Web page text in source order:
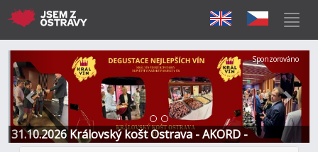
31.10.2026 Královský košt Ostrava - AKORD -
Předchozí Další
Sponzorováno